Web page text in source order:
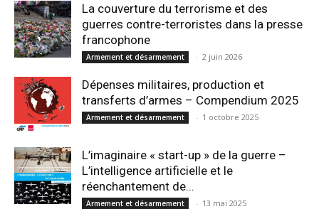
La couverture du terrorisme et des
guerres contre-terroristes dans la presse
francophone
Armement et désarmement - 2 juin 2026
Dépenses militaires, production et
transferts d’armes – Compendium 2025
Armement et désarmement - 1 octobre 2025
L’imaginaire « start-up » de la guerre –
L’intelligence artificielle et le
réenchantement de...
Armement et désarmement - 13 mai 2025